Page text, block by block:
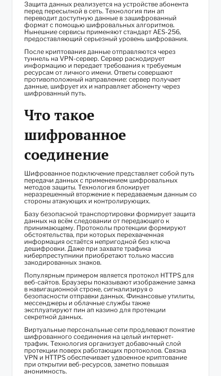
Защита данных реализуется на устройстве абонента
перед пересылкой в сеть. Технология пин ап
переводит доступную данные в зашифрованный
формат с помощью шифровальных алгоритмов.
Нынешние сервисы применяют стандарт AES-256,
предоставляющий серьезный уровень шифрования.
После криптования данные отправляются через
туннель на VPN-сервер. Сервер раскодирует
информацию и передает требования к требуемым
ресурсам от личного имени. Ответы совершают
противоположный направление: сервер получает
данные, шифрует их и направляет абоненту через
шифрованный путь.
Что такое
шифрованное
соединение
Шифрованное подключение представляет собой путь
передачи данных с применением шифровальных
методов защиты. Технология блокирует
неразрешенный вторжение к передаваемым данным со
стороны атакующих и контролирующих.
Базу безопасной транспортировки формирует защита
данных на всём следовании от передающего к
принимающему. Протоколы протекции формируют
обстоятельства, при которых перехваченная
информация остаётся непригодной без ключа
дешифровки. Даже при захвате трафика
киберпреступники приобретают только массив
закодированных знаков.
Популярным примером является протокол HTTPS для
веб-сайтов. Браузеры показывают изображение замка
в навигационной строке, сигнализируя о
безопасности отправки данных. Финансовые утилиты,
мессенджеры и облачные службы также
эксплуатируют пин ап казино для протекции
секретной данных.
Виртуальные персональные сети продлевают понятие
шифрованного соединения на целый интернет-
трафик. Технология организует добавочный слой
протекции поверх работающих протоколов. Связка
VPN и HTTPS обеспечивает удвоенное криптование
при открытии веб-ресурсов, заметно повышая
анонимность.